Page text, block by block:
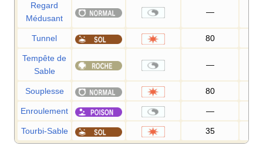
Regard
Médusant
—
Tunnel 80
Tempête de
Sable
—
Souplesse 80
Enroulement —
Tourbi-Sable 35